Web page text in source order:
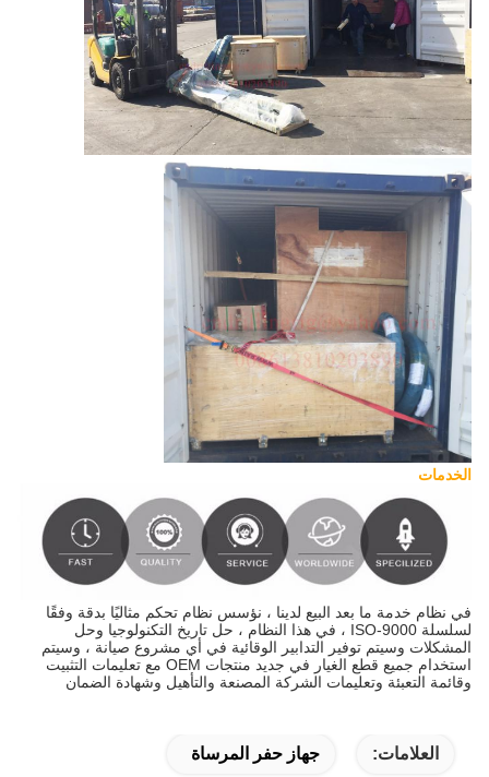
الخدمات
في نظام خدمة ما بعد البيع لدينا ، نؤسس نظام تحكم مثاليًا بدقة وفقًا
لسلسلة ISO-9000 ، في هذا النظام ، حل تاريخ التكنولوجيا وحل
المشكلات وسيتم توفير التدابير الوقائية في أي مشروع صيانة ، وسيتم
استخدام جميع قطع الغيار في جديد منتجات OEM مع تعليمات التثبيت
وقائمة التعبئة وتعليمات الشركة المصنعة والتأهيل وشهادة الضمان
العلامات: جهاز حفر المرساة